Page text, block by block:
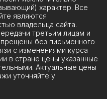
характер. Все
являются
владельца сайта.
третьим лицам и
без письменного
с изменениями курса
в стране цены указанные
Актуальные цены
уточняйте у